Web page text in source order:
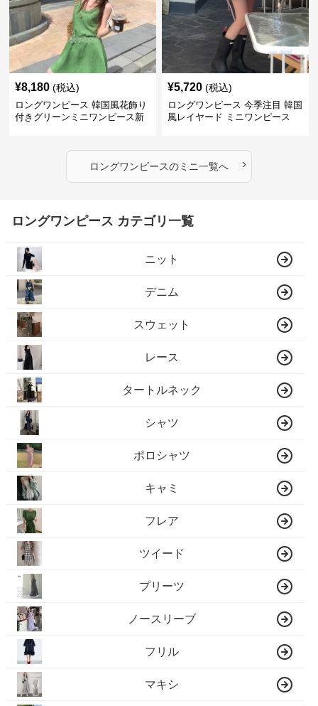
¥8,180 (税込)
ロングワンピース 韓国風花飾り
付きグリーンミニワンピース新
¥5,720 (税込)
ロングワンピース 今季注目 韓国
風レイヤード ミニワンピース
ロングワンピースのミニ一覧へ ›
ロングワンピース カテゴリ一覧
ニット
デニム
スウェット
レース
タートルネック
シャツ
ポロシャツ
キャミ
フレア
ツイード
プリーツ
ノースリーブ
フリル
マキシ